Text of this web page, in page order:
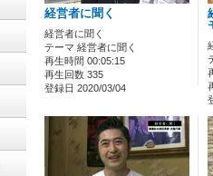
経営者に聞く
経営者に聞く
テーマ 経営者に聞く
再生時間 00:05:15
再生回数 335
登録日 2020/03/04